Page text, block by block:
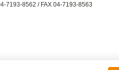
7193-8562 / FAX 04-7193-8563